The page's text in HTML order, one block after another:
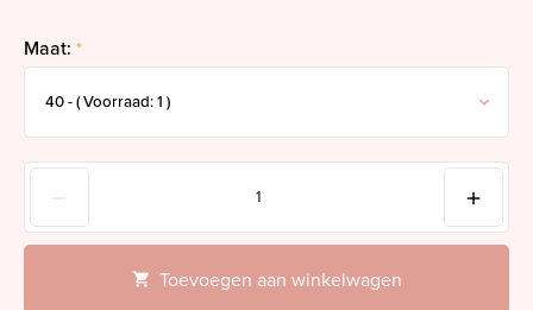
Maat: *
Toevoegen aan winkelwagen